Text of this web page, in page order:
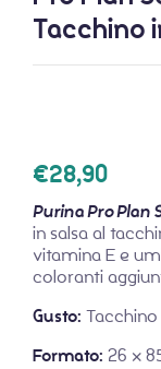
Tacchino
€28,90
Purina Pro Plan
in salsa al
vitamina E e
coloranti
Gusto: Tacchino
Formato: 26 x